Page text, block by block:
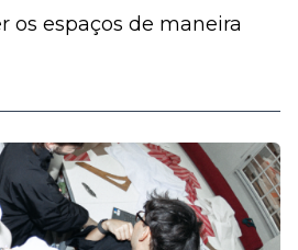
os espaços de maneira